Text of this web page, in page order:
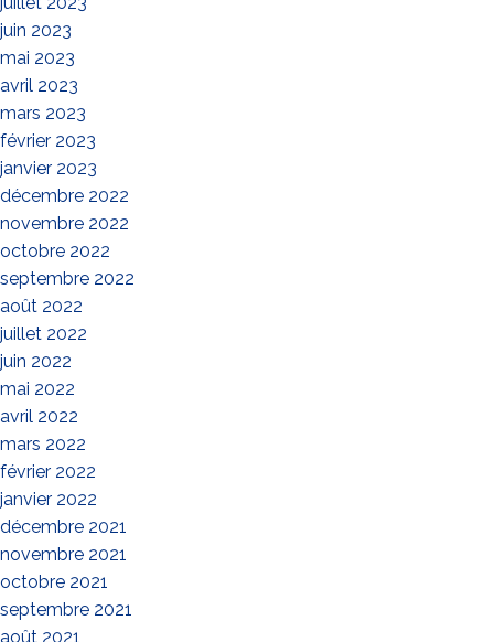
juin 2023
mai 2023
avril 2023
mars 2023
février 2023
janvier 2023
décembre 2022
novembre 2022
octobre 2022
septembre 2022
août 2022
juillet 2022
juin 2022
mai 2022
avril 2022
mars 2022
février 2022
janvier 2022
décembre 2021
novembre 2021
octobre 2021
septembre 2021
août 2021